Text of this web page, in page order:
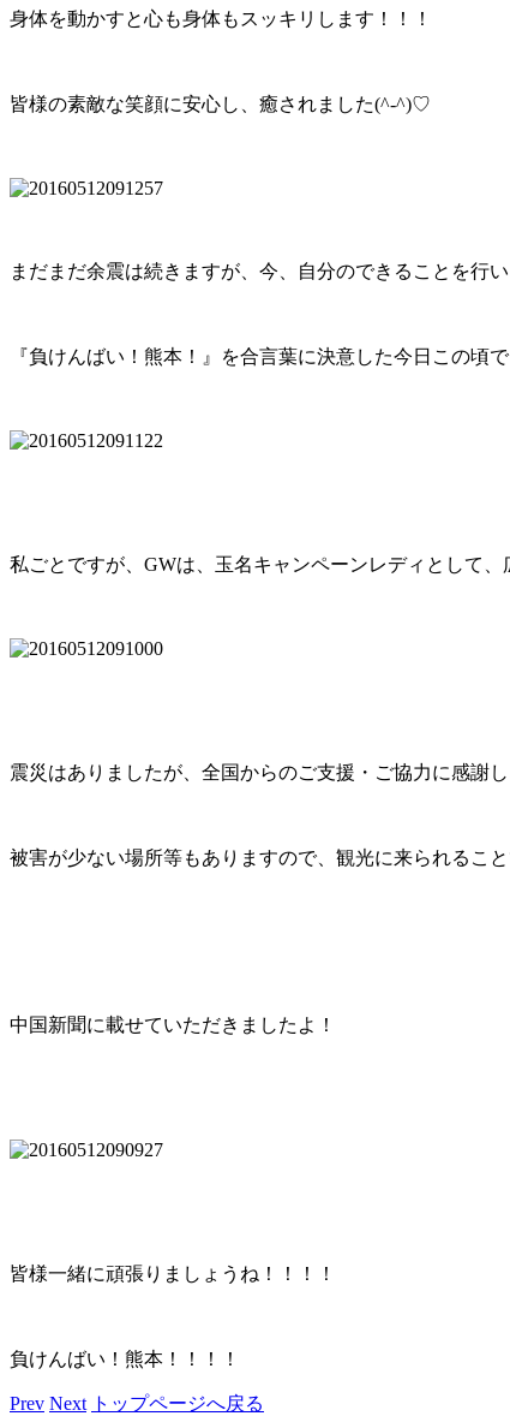
身体を動かすと心も身体もスッキリします！！！
皆様の素敵な笑顔に安心し、癒されました(^-^)♡
まだまだ余震は続きますが、今、自分のできることを行
『負けんばい！熊本！』を合言葉に決意した今日この頃で
私ごとですが、GWは、玉名キャンペーンレディとして
震災はありましたが、全国からのご支援・ご協力に感謝
被害が少ない場所等もありますので、観光に来られるこ
中国新聞に載せていただきましたよ！
皆様一緒に頑張りましょうね！！！！
負けんばい！熊本！！！！
Prev Next トップページへ戻る